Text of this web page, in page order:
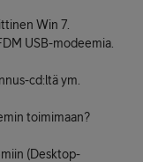
Win 7.
USB-modeemia.
cd:ltä ym.
toimimaan?
(Desktop-